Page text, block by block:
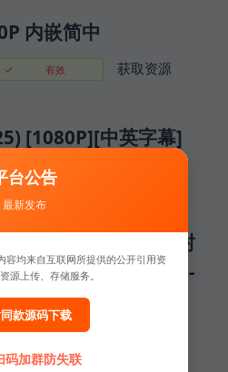
内嵌简中
✓ 有效 获取资源
[1080P][中英字幕]
✓ 有效
【4K.SDR】【内封
作/悬疑/犯罪】【附1-
台公告
最新发布
容均来自互联网所提供的公开引用资
源上传、存储服务。
款源码下载
码加群防失联